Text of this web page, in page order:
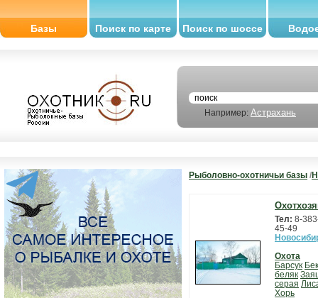
Базы Поиск по карте Поиск по шоссе
Например: Астрахань
Рыболовно-охотничьи базы /
Тел: 8-
45-49
Охота
Барсук
беляк
серая
Хорь